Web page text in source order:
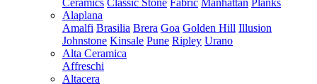
Ceramics Classic Stone Fabric Manhattan Planks
Alaplana
Amalfi Brasilia Brera Goa Golden Hill Illusion
Johnstone Kinsale Pune Ripley Urano
Alta Ceramica
Affreschi
Altacera